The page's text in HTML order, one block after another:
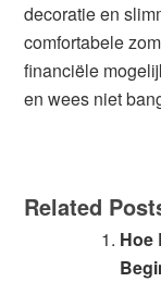
decoratie en
comfortabele
financiële
en wees niet
Related
Hoe